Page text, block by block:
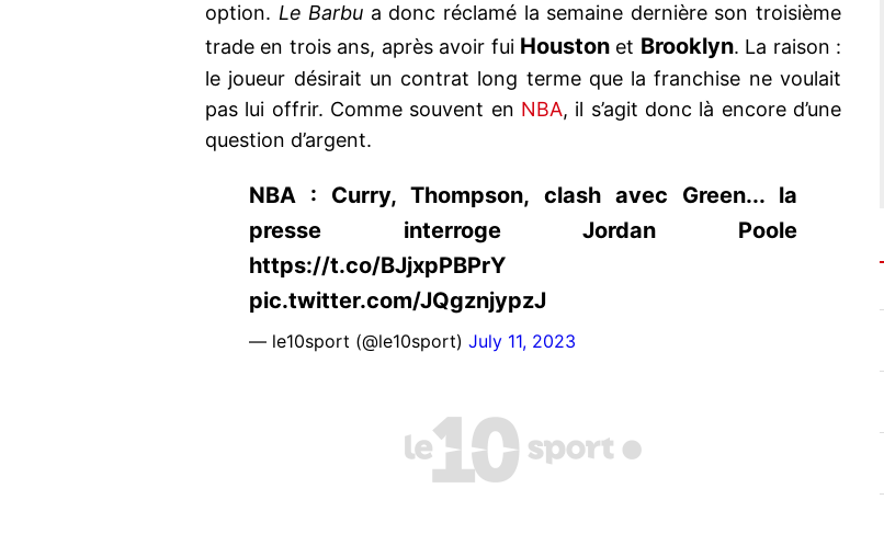
option. Le Barbu a donc réclamé la semaine dernière son troisième
trade en trois ans, après avoir fui Houstonet Brooklyn. La raison :
le joueur désirait un contrat long terme que la franchise ne voulait
pas lui offrir. Comme souvent en NBA, il s’agit donc là encore d’une
question d’argent.
NBA : Curry, Thompson, clash avec Green... la
presse interroge Jordan Poole
https://t.co/BJjxpPBPrY
pic.twitter.com/JQgznjypzJ
— le10sport (@le10sport) July 11, 2023